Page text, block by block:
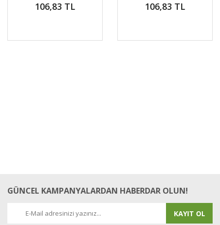
106,83 TL 106,83 TL
GÜNCEL KAMPANYALARDAN HABERDAR OLUN!
KAYIT OL